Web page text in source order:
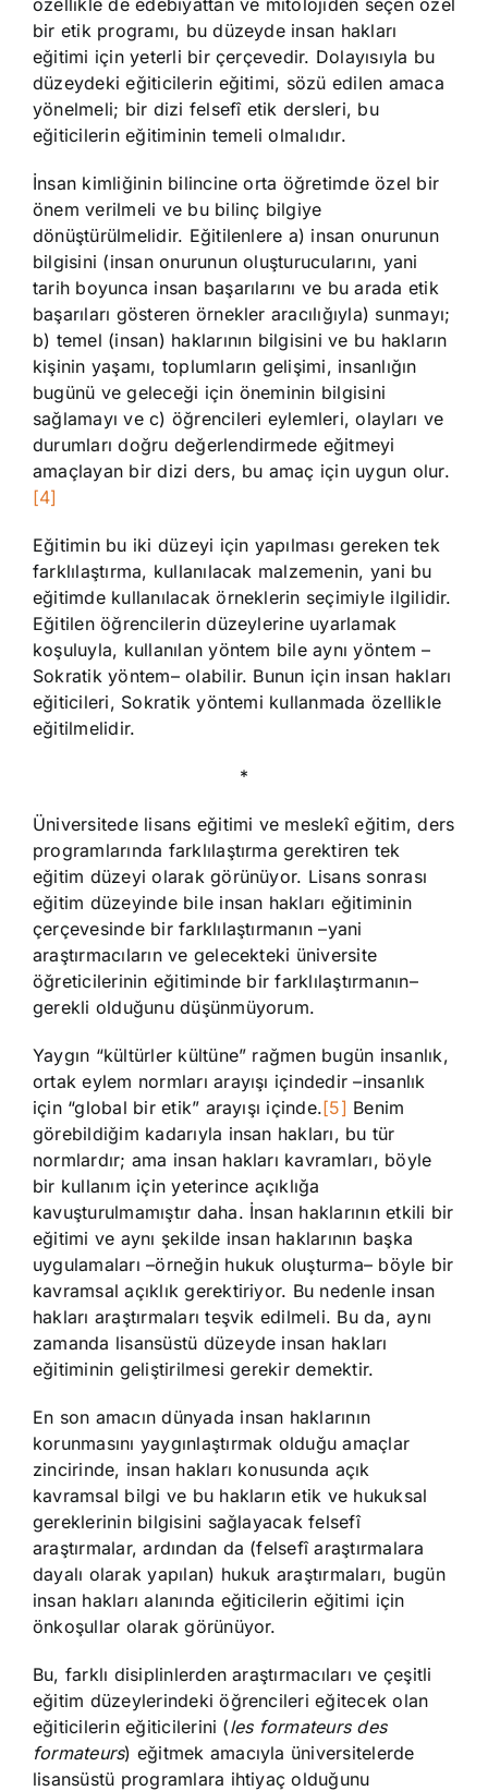
özellikle de edebiyattan ve mitolojiden seçen özel
bir etik programı, bu düzeyde insan hakları
eğitimi için yeterli bir çerçevedir. Dolayısıyla bu
düzeydeki eğiticilerin eğitimi, sözü edilen amaca
yönelmeli; bir dizi felsefî etik dersleri, bu
eğiticilerin eğitiminin temeli olmalıdır.
İnsan kimliğinin bilincine orta öğretimde özel bir
önem verilmeli ve bu bilinç bilgiye
dönüştürülmelidir. Eğitilenlere a) insan onurunun
bilgisini (insan onurunun oluşturucularını, yani
tarih boyunca insan başarılarını ve bu arada etik
başarıları gösteren örnekler aracılığıyla) sunmayı;
b) temel (insan) haklarının bilgisini ve bu hakların
kişinin yaşamı, toplumların gelişimi, insanlığın
bugünü ve geleceği için öneminin bilgisini
sağlamayı ve c) öğrencileri eylemleri, olayları ve
durumları doğru değerlendirmede eğitmeyi
amaçlayan bir dizi ders, bu amaç için uygun olur.
[4]
Eğitimin bu iki düzeyi için yapılması gereken tek
farklılaştırma, kullanılacak malzemenin, yani bu
eğitimde kullanılacak örneklerin seçimiyle ilgilidir.
Eğitilen öğrencilerin düzeylerine uyarlamak
koşuluyla, kullanılan yöntem bile aynı yöntem –
Sokratik yöntem– olabilir. Bunun için insan hakları
eğiticileri, Sokratik yöntemi kullanmada özellikle
eğitilmelidir.
*
Üniversitede lisans eğitimi ve meslekî eğitim, ders
programlarında farklılaştırma gerektiren tek
eğitim düzeyi olarak görünüyor. Lisans sonrası
eğitim düzeyinde bile insan hakları eğitiminin
çerçevesinde bir farklılaştırmanın –yani
araştırmacıların ve gelecekteki üniversite
öğreticilerinin eğitiminde bir farklılaştırmanın–
gerekli olduğunu düşünmüyorum.
Yaygın “kültürler kültüne” rağmen bugün insanlık,
ortak eylem normları arayışı içindedir –insanlık
için “global bir etik” arayışı içinde.[5] Benim
görebildiğim kadarıyla insan hakları, bu tür
normlardır; ama insan hakları kavramları, böyle
bir kullanım için yeterince açıklığa
kavuşturulmamıştır daha. İnsan haklarının etkili bir
eğitimi ve aynı şekilde insan haklarının başka
uygulamaları –örneğin hukuk oluşturma– böyle bir
kavramsal açıklık gerektiriyor. Bu nedenle insan
hakları araştırmaları teşvik edilmeli. Bu da, aynı
zamanda lisansüstü düzeyde insan hakları
eğitiminin geliştirilmesi gerekir demektir.
En son amacın dünyada insan haklarının
korunmasını yaygınlaştırmak olduğu amaçlar
zincirinde, insan hakları konusunda açık
kavramsal bilgi ve bu hakların etik ve hukuksal
gereklerinin bilgisini sağlayacak felsefî
araştırmalar, ardından da (felsefî araştırmalara
dayalı olarak yapılan) hukuk araştırmaları, bugün
insan hakları alanında eğiticilerin eğitimi için
önkoşullar olarak görünüyor.
Bu, farklı disiplinlerden araştırmacıları ve çeşitli
eğitim düzeylerindeki öğrencileri eğitecek olan
eğiticilerin eğiticilerini (les formateurs des
formateurs) eğitmek amacıyla üniversitelerde
lisansüstü programlara ihtiyaç olduğunu